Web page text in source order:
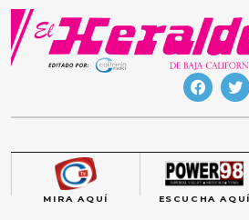
Skip
content
MIRA AQUÍ ESCUCHA AQUÍ